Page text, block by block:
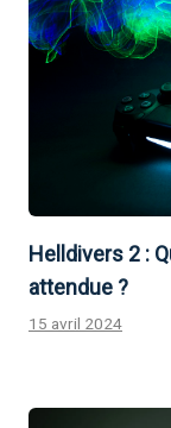
Helldivers 2 :
attendue ?
15 avril 2024